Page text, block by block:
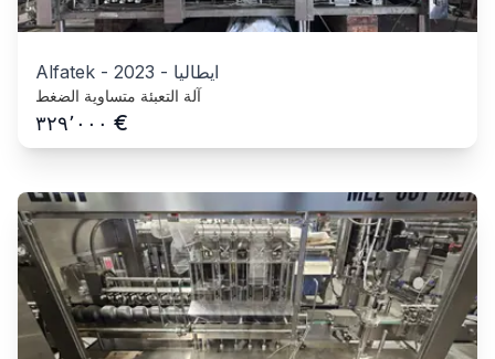
Alfatek - 2023 - ايطاليا
آلة التعبئة متساوية الضغط
٣٢٩٬٠٠٠ €